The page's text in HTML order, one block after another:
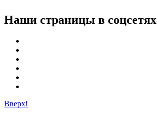
Наши страницы в соцсетях
Вверх!